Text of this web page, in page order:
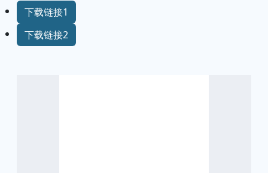
下载链接1
下载链接2